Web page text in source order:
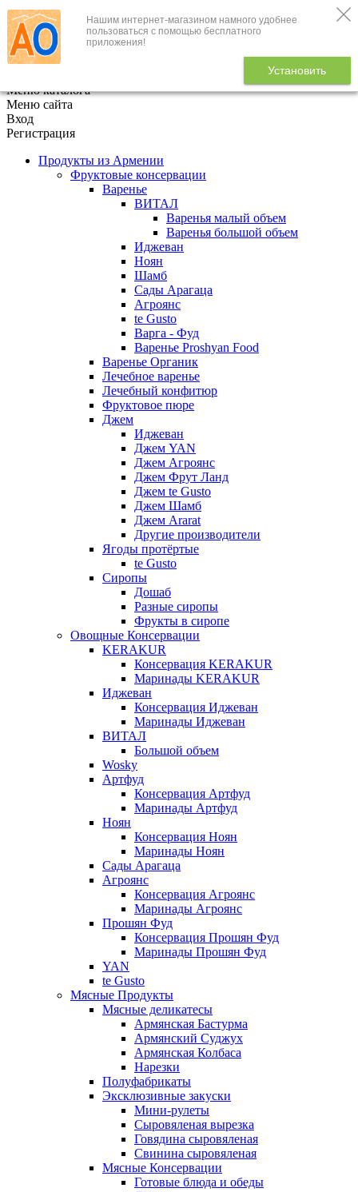
Нашим интернет-магазином намного удобнее
пользоваться с помощью бесплатного
приложения!
Установить
+7 (495) 646-888-1
В корзине
Меню каталога
Меню сайта
Вход
Регистрация
Продукты из Армении
Фруктовые консервации
Варенье
ВИТАЛ
Варенья малый объем
Варенья большой объем
Иджеван
Ноян
Шамб
Сады Арагаца
Агроянс
te Gusto
Варга - Фуд
Варенье Proshyan Food
Варенье Органик
Лечебное варенье
Лечебный конфитюр
Фруктовое пюре
Джем
Иджеван
Джем YAN
Джем Агроянс
Джем Фрут Ланд
Джем te Gusto
Джем Шамб
Джем Ararat
Другие производители
Ягоды протёртые
te Gusto
Сиропы
Дошаб
Разные сиропы
Фрукты в сиропе
Овощные Консервации
KERAKUR
Консервация KERAKUR
Маринады KERAKUR
Иджеван
Консервация Иджеван
Маринады Иджеван
ВИТАЛ
Большой объем
Wosky
Артфуд
Консервация Артфуд
Маринады Артфуд
Ноян
Консервация Ноян
Маринады Ноян
Сады Арагаца
Агроянс
Консервация Агроянс
Маринады Агроянс
Прошян Фуд
Консервация Прошян Фуд
Маринады Прошян Фуд
YAN
te Gusto
Мясные Продукты
Мясные деликатесы
Армянская Бастурма
Армянский Суджух
Армянская Колбаса
Нарезки
Полуфабрикаты
Эксклюзивные закуски
Мини-рулеты
Сыровяленая вырезка
Говядина сыровяленая
Свинина сыровяленая
Мясные Консервации
Готовые блюда и обеды